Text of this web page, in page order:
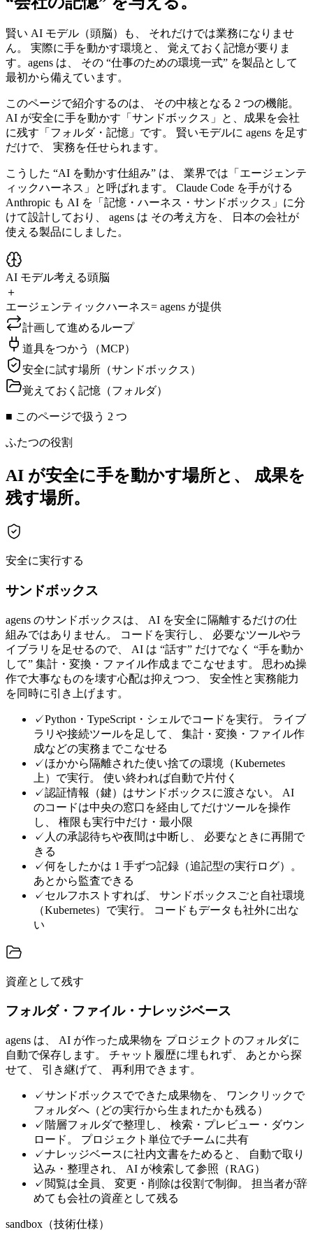
賢い AI モデル（頭脳）も、 それだけでは業務になりませ
ん。 実際に手を動かす環境と、 覚えておく記憶が要りま
す。 agens は、 その “仕事のための環境一式” を製品として
最初から備えています。
このページで紹介するのは、 その中核となる 2 つの機能。
AI が安全に手を動かす「サンドボックス」
と、 成果を会社
に残す「フォルダ・記憶」 です。 賢いモデルに agens を足す
だけで、 実務を任せられます。
こうした “AI を動かす仕組み” は、 業界では「エージェンテ
ィックハーネス」と呼ばれます。 Claude Code を手がける
Anthropic も AI を「記憶・ハーネス・サンドボックス」に分
けて設計しており、 agens は その考え方を、 日本の会社が
使える製品にしました。
AI モデル考える頭脳
＋
エージェンティックハーネス= agens が提供
計画して進めるループ
道具をつかう（MCP）
安全に試す場所（サンドボックス）
覚えておく記憶（フォルダ）
■ このページで扱う 2 つ
ふたつの役割
AI が安全に手を動かす場所と、 成果を
残す場所。
安全に実行する
サンドボックス
agens のサンドボックスは、 AI を安全に隔離するだけの仕
組みではありません。 コードを実行し、 必要なツールやラ
イブラリを足せるので、 AI は “話す” だけでなく “手を動か
して” 集計・変換・ファイル作成までこなせます。 思わぬ操
作で大事なものを壊す心配は抑えつつ、 安全性と実務能力
を同時に引き上げます。
✓Python・TypeScript・シェルでコードを実行。 ライブ
ラリや接続ツールを足して、 集計・変換・ファイル作
成などの実務までこなせる
✓ほかから隔離された使い捨ての環境（Kubernetes
上）で実行。 使い終われば自動で片付く
✓認証情報（鍵）はサンドボックスに渡さない。 AI
のコードは中央の窓口を経由してだけツールを操作
し、 権限も実行中だけ・最小限
✓ 人の承認待ちや夜間は中断し、 必要なときに再開で
きる
✓何をしたかは 1 手ずつ記録（追記型の実行ログ）。
あとから監査できる
✓セルフホストすれば、 サンドボックスごと自社環境
（Kubernetes）で実行。 コードもデータも社外に出な
い
資産として残す
フォルダ・ファイル・ナレッジベース
agens は、 AI が作った成果物を プロジェクトのフォルダに
自動で保存します。 チャット履歴に埋もれず、 あとから探
せて、 引き継げて、 再利用できます。
✓サンドボックスでできた成果物を、 ワンクリックで
フォルダへ（どの実行から生まれたかも残る）
✓ 階層フォルダで整理し、 検索・プレビュー・ダウン
ロード。 プロジェクト単位でチームに共有
✓ナレッジベースに社内文書をためると、 自動で取り
込み・整理され、 AI が検索して参照（RAG）
✓閲覧は全員、 変更・削除は役割で制御。 担当者が辞
めても会社の資産として残る
sandbox（技術仕様）